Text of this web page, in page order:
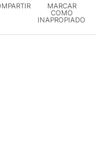
MARCAR
COMO
INAPROPIADO